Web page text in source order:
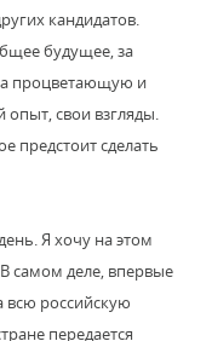
кандидатов.
будущее, за
процветающую и
опыт, свои взгляды.
предстоит сделать
Я хочу на этом
самом деле, впервые
всю российскую
передается